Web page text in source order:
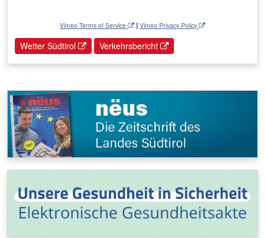
Vimeo Terms of Service | Vimeo Privacy Policy
Wetter Südtirol Verkehrsbericht